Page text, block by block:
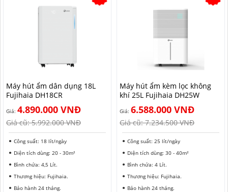
HẢI PHÒNG
Máy hút ẩm dân dụng 18L
Fujihaia DH18CR
Giá: 4.890.000 VNĐ
Giá cũ:5.992.000 VNĐ
Công suất: 18 lít/ngày
Diện tích dùng: 20 - 30m²
Bình chứa: 4,5 Lít.
Thương hiệu: Fujihaia.
Bảo hành 24 tháng.
Máy hút ẩm kèm lọc không
khí 25L Fujihaia DH25W
Giá: 6.588.000 VNĐ
Giá cũ:7.234.500 VNĐ
Công suất: 25 lít/ngày
Diện tích dùng: 30 - 40m²
Bình chứa: 4 Lít.
Thương hiệu: Fujihaia.
Bảo hành 24 tháng.